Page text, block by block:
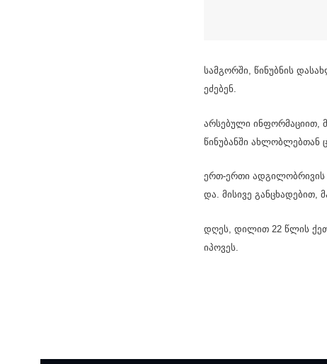
სამ­გორ­ში, წი­ნუბ­ნის
ეძე­ბენ.
არსებული ინფორმაციით,
წი­ნუ­ბან­ში ახ­ლობ­ლებ­თან
ერთ-ერთი ად­გი­ლობ­რი­ვის
და. მი­სი­ვე გან­ცხა­დე­ბით,
დღეს, დი­ლით 22 წლის
იპო­ვეს.